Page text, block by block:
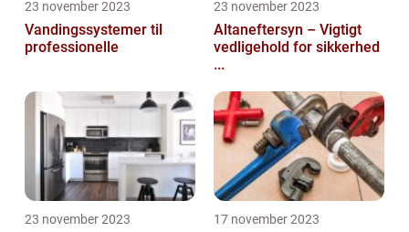
23 november 2023
Vandingssystemer til
professionelle
23 november 2023
Altaneftersyn – Vigtigt
vedligehold for sikkerhed
...
23 november 2023 17 november 2023